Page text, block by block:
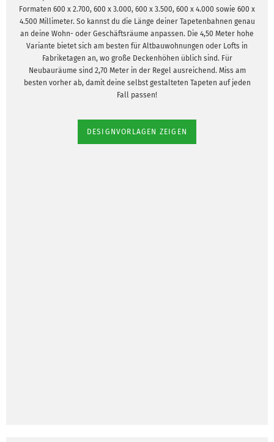
Formaten 600 x 2.700, 600 x 3.000, 600 x 3.500, 600 x 4.000 sowie 600 x
4.500 Millimeter. So kannst du die Länge deiner Tapetenbahnen genau
an deine Wohn- oder Geschäftsräume anpassen. Die 4,50 Meter hohe
Variante bietet sich am besten für Altbauwohnungen oder Lofts in
Fabriketagen an, wo große Deckenhöhen üblich sind. Für
Neubauräume sind 2,70 Meter in der Regel ausreichend. Miss am
besten vorher ab, damit deine selbst gestalteten Tapeten auf jeden
Fall passen!
DESIGNVORLAGEN ZEIGEN